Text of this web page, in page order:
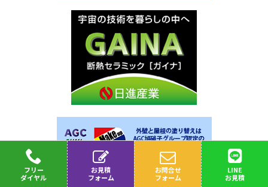
フリー
ダイヤル
お見積
フォーム
お問合せ
フォーム
LINE
お見積